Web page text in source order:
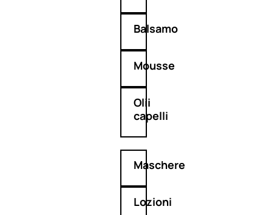
Balsamo
Mousse
Olii
capelli
Maschere
Lozioni